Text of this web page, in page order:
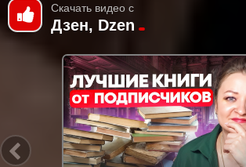
Скачать видео с
Дзен, Dzen